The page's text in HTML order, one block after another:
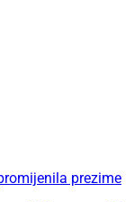
prezime